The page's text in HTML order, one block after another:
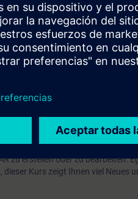
Events vertiefen oder
zu erstellen oder zu bearbeiten.
Kurs zeigt Ihnen viel Neues